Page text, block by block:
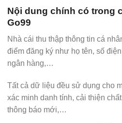
Nội dung chính có trong
Go99
Nhà cái thu thập thông tin cá
điểm đăng ký như họ tên, số
ngân hàng,…
Tất cả dữ liệu đều sử dụng cho
xác minh danh tính, cải thiện
thông báo mới,…